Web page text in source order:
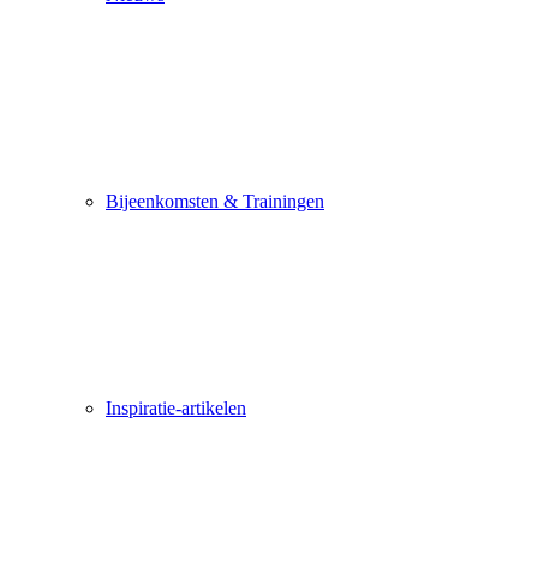
Bijeenkomsten & Trainingen
Inspiratie-artikelen